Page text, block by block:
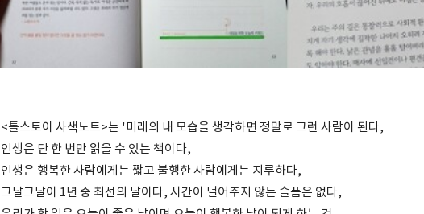
<톨스토이 사색노트>는 '미래의 내 모습을 생각하면 정말로 그런 사람이 된다,
인생은 단 한 번만 읽을 수 있는 책이다,
인생은 행복한 사람에게는 짧고 불행한 사람에게는 지루하다,
그날그날이 1년 중 최선의 날이다, 시간이 덜어주지 않는 슬픔은 없다,